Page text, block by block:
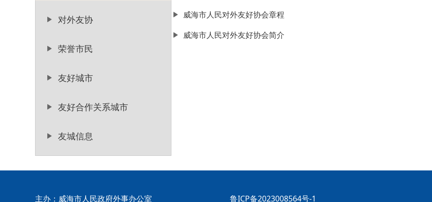
对外友协
荣誉市民
友好城市
友好合作关系城市
友城信息
威海市人民对外友好协会章程
威海市人民对外友好协会简介
主办：威海市人民政府外事办公室 鲁ICP备2023008564号-1